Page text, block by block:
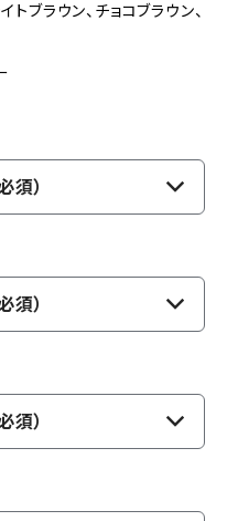
トブラウン、チョコブラウン、
須）
須）
須）